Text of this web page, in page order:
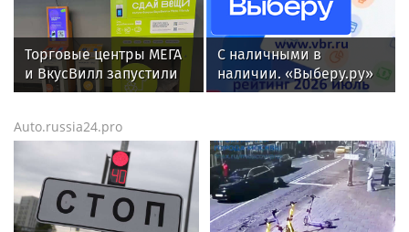
Торговые центры МЕГА
и ВкусВилл запустили
совместный проект по
вторсырья
С наличными в
наличии. «Выберу.ру»
составил рейтинг
2026 года
Auto.russia24.pro